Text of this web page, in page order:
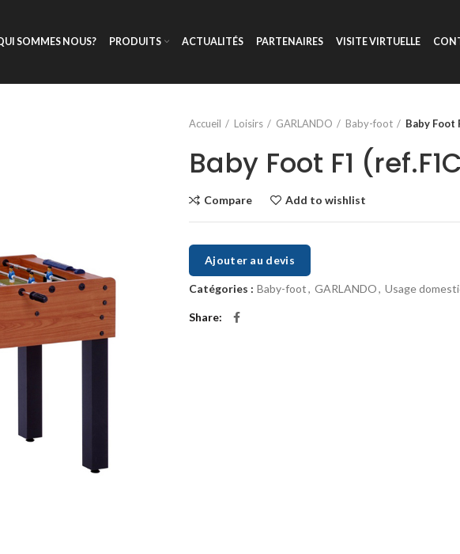
SOMMES NOUS? PRODUITS ACTUALITÉS PARTENAIRES VISITE VIRTUELLE
Accueil Loisirs GARLANDO Baby-foot Baby Foot
Baby Foot F1
Compare Add to wishlist
Ajouter au devis
Catégories : Baby-foot, GARLANDO, Usage
Share